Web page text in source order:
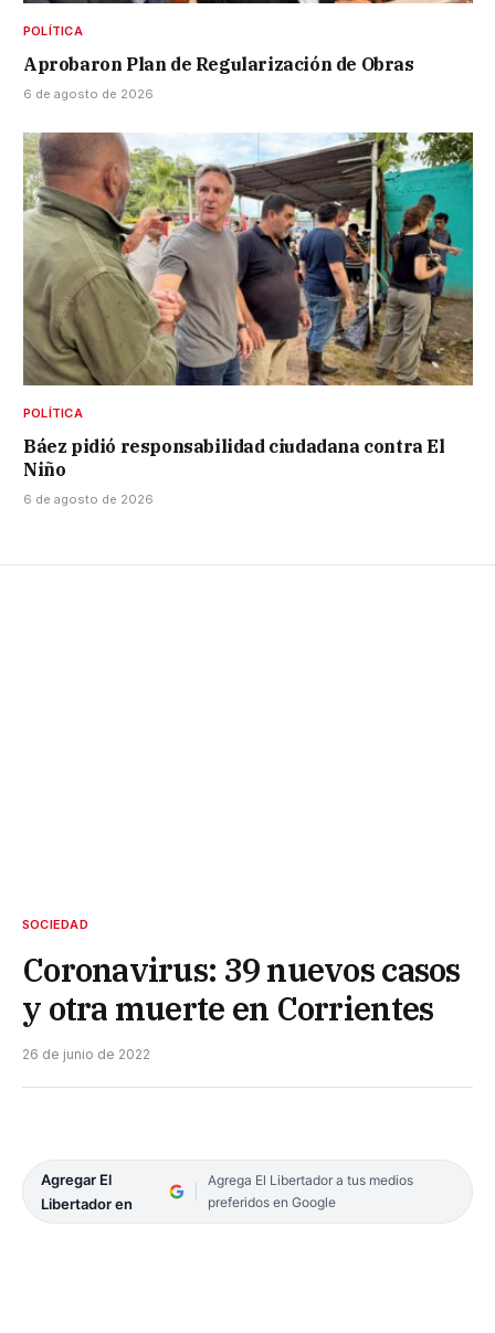
POLÍTICA
Aprobaron Plan de Regularización de Obras
6 de agosto de 2026
POLÍTICA
Báez pidió responsabilidad ciudadana contra El
Niño
6 de agosto de 2026
SOCIEDAD
Coronavirus: 39 nuevos casos
y otra muerte en Corrientes
26 de junio de 2022
Agregar El
Libertador en
Agrega El Libertador a tus medios
preferidos en Google